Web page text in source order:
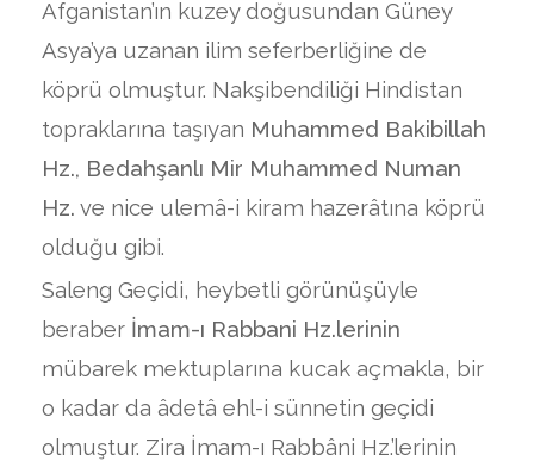
Afganistan’ın kuzey doğusundan Güney
Asya’ya uzanan ilim seferberliğine de
köprü olmuştur. Nakşibendiliği Hindistan
topraklarına taşıyan Muhammed Bakibillah
Hz., Bedahşanlı Mir Muhammed Numan
Hz. ve nice ulemâ-i kiram hazerâtına köprü
olduğu gibi.
Saleng Geçidi, heybetli görünüşüyle
beraber İmam-ı Rabbani Hz.lerinin
mübarek mektuplarına kucak açmakla, bir
o kadar da âdetâ ehl-i sünnetin geçidi
olmuştur. Zira İmam-ı Rabbâni Hz.’lerinin